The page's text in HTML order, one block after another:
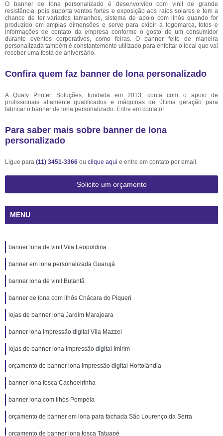
O banner de lona personalizado é desenvolvido com vinil de grande
resistência, pois suporta ventos fortes e exposição aos raios solares e tem a
chance de ter variados tamanhos, sistema de apoio com ilhós quando for
produzido em amplas dimensões e serve para exibir a logomarca, fotos e
informações de contato da empresa conforme o gosto de um consumidor
durante eventos corporativos, como feiras. O banner feito de maneira
personalizada também é constantemente utilizado para enfeitar o local que vai
receber uma festa de aniversário.
Confira quem faz banner de lona personalizado
A Qualy Printer Soluções, fundada em 2013, conta com o apoio de
profissionais altamente qualificados e máquinas de última geração para
fabricar o banner de lona personalizado. Entre em contato!
Para saber mais sobre banner de lona
personalizado
Ligue para (11) 3451-3366 ou clique aqui e entre em contato por email.
Solicite um orçamento
MENU
banner lona de vinil Vila Leopoldina
banner em lona personalizada Guarujá
banner lona de vinil Butantã
banner de lona com ilhós Chácara do Piqueri
lojas de banner lona Jardim Marajoara
banner lona impressão digital Vila Mazzei
lojas de banner lona impressão digital Imirim
orçamento de banner lona impressão digital Hortolândia
banner lona fosca Cachoeirinha
banner lona com ilhós Pompéia
orçamento de banner em lona para fachada São Lourenço da Serra
orçamento de banner lona fosca Tatuapé